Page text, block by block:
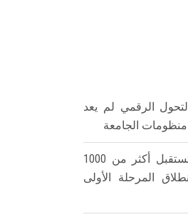
الرقمي لم يعد
الجامعة
معامل التنسيق الإلكتروني تستقبل أكثر من 1000
المرحلة الأولى